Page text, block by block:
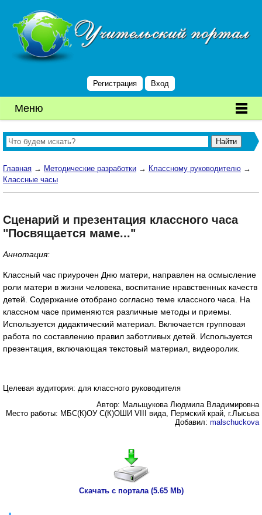
Регистрация Вход
Меню
Главная → Методические разработки → Классному руководителю →
Классные часы
Сценарий и презентация классного часа
"Посвящается маме..."
Аннотация:
Классный час приурочен Дню матери, направлен на осмысление
роли матери в жизни человека, воспитание нравственных качеств
детей. Содержание отобрано согласно теме классного часа. На
классном часе применяются различные методы и приемы.
Используется дидактический материал. Включается групповая
работа по составлению правил заботливых детей. Используется
презентация, включающая текстовый материал, видеоролик.
Целевая аудитория: для классного руководителя
Автор: Мальщукова Людмила Владимировна
Место работы: МБС(К)ОУ С(К)ОШИ VIII вида, Пермский край, г.Лысьва
Добавил: malschuckova
Скачать с портала (5.65 Mb)